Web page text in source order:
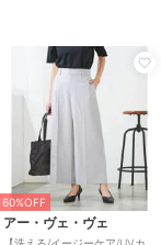
60%OFF
アー・ヴェ・ヴェ